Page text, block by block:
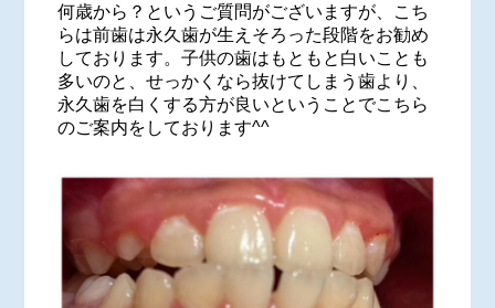
何歳から？というご質問がございますが、こち
らは前歯は永久歯が生えそろった段階をお勧め
しております。子供の歯はもともと白いことも
多いのと、せっかくなら抜けてしまう歯より、
永久歯を白くする方が良いということでこちら
のご案内をしております^^